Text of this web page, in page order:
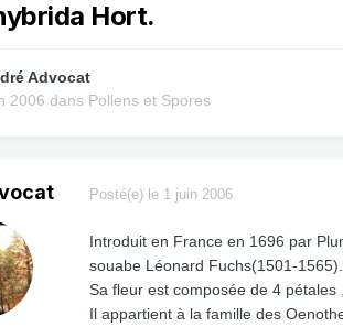
Hort.
Advocat
2006 dans Pollens et Spores
Posté(e) le 1 juin 2006
Introduit en France en 1696 par
souabe Léonard Fuchs(1501-1565).
Sa fleur est composée de 4 pétales
Il appartient à la famille des